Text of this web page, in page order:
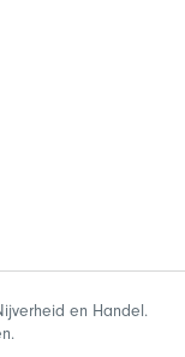
en Handel.